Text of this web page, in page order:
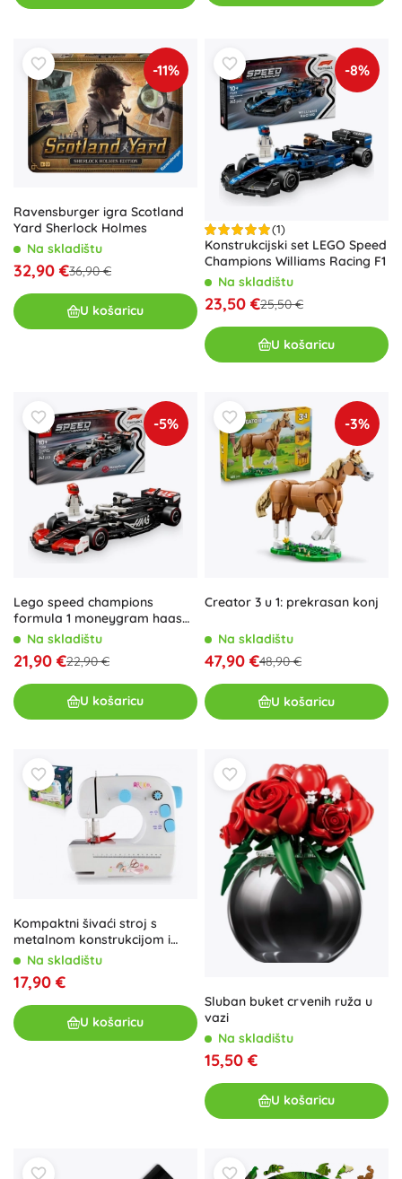
-11%
Ravensburger igra Scotland
Yard Sherlock Holmes
Na skladištu
32,90 €36,90 €
U košaricu
-8%
(1)
Konstrukcijski set LEGO Speed
Champions Williams Racing F1
Na skladištu
23,50 €25,50 €
U košaricu
-5%
Lego speed champions
formula 1 moneygram haas
vf-24 trkaći bolid
Na skladištu
21,90 €22,90 €
U košaricu
-3%
Creator 3 u 1: prekrasan konj
Na skladištu
47,90 €48,90 €
U košaricu
Kompaktni šivaći stroj s
metalnom konstrukcijom i
svjetlosnim efektima
Na skladištu
17,90 €
U košaricu
Sluban buket crvenih ruža u
vazi
Na skladištu
15,50 €
U košaricu